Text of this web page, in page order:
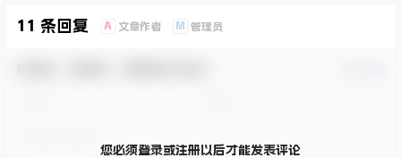
11 条回复 A 文章作者 M 管理员
您必须登录或注册以后才能发表评论